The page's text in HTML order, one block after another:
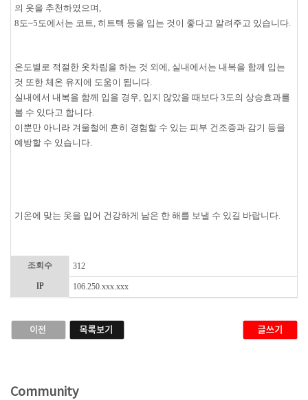
의 옷을 추천하였으며,
8도~5도에서는 코트, 히트텍 등을 입는 것이 좋다고 알려주고 있습니다.
온도별로 적절한 옷차림을 하는 것 외에, 실내에서는 내복을 함께 입는
것 또한 체온 유지에 도움이 됩니다.
실내에서 내복을 함께 입을 경우, 입지 않았을 때보다 3도의 상승효과를
볼 수 있다고 합니다.
이뿐만 아니라 겨울철에 흔히 경험할 수 있는 피부 건조증과 감기 등을
예방할 수 있습니다.
기온에 맞는 옷을 입어 건강하게 남은 한 해를 보낼 수 있길 바랍니다.
조회수 312
IP 106.250.xxx.xxx
Community